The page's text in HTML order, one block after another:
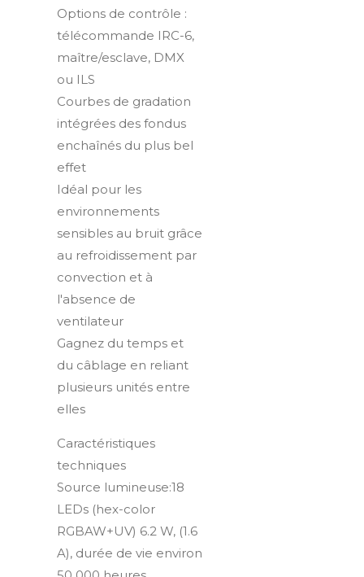
Options de contrôle :
télécommande IRC-6,
maître/esclave, DMX
ou ILS
Courbes de gradation
intégrées des fondus
enchaînés du plus bel
effet
Idéal pour les
environnements
sensibles au bruit grâce
au refroidissement par
convection et à
l'absence de
ventilateur
Gagnez du temps et
du câblage en reliant
plusieurs unités entre
elles
Caractéristiques
techniques
Source lumineuse:18
LEDs (hex-color
RGBAW+UV) 6.2 W, (1.6
A), durée de vie environ